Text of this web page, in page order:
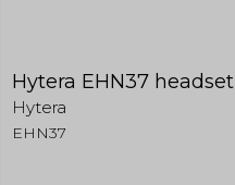
Hytera EHN37 headset
Hytera
EHN37